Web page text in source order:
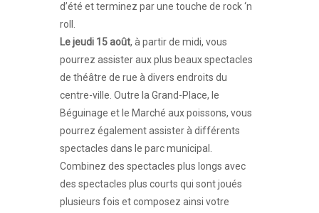
d’été et terminez par une touche de rock ‘n
roll.
Le jeudi 15 août, à partir de midi, vous
pourrez assister aux plus beaux spectacles
de théâtre de rue à divers endroits du
centre-ville. Outre la Grand-Place, le
Béguinage et le Marché aux poissons, vous
pourrez également assister à différents
spectacles dans le parc municipal.
Combinez des spectacles plus longs avec
des spectacles plus courts qui sont joués
plusieurs fois et composez ainsi votre